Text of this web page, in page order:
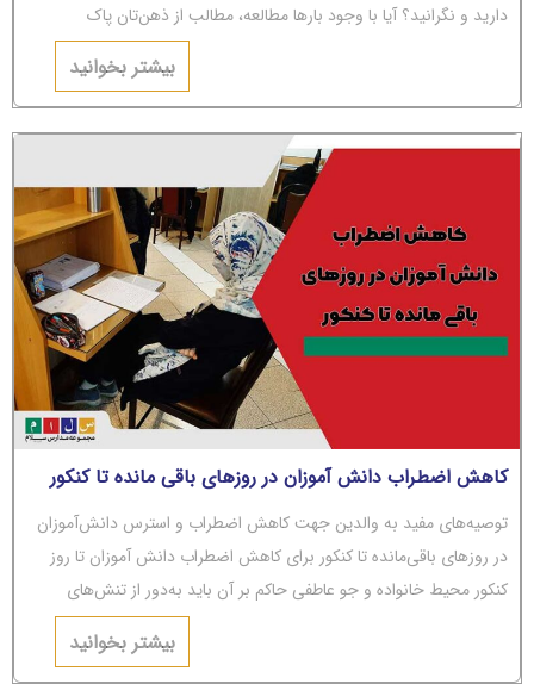
دارید و نگرانید؟ آیا با وجود بارها مطالعه، مطالب از ذهن‌تان پاک
می‌شوند؟ اگر جواب‌تان مثبت است، باید بگوییم شما دچار
بیشتر بخوانید
کاهش اضطراب دانش آموزان در روزهای باقی مانده تا کنکور
توصیه‌های مفید به والدین جهت کاهش اضطراب و استرس دانش‌آموزان
در روزهای باقی‌مانده تا کنکور برای کاهش اضطراب دانش آموزان تا روز
کنکور محیط خانواده و جو عاطفی حاکم بر آن باید به‌دور از تنش‌های
بیشتر بخوانید